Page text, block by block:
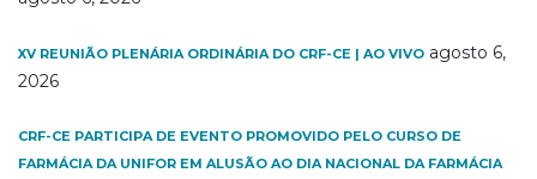
XV REUNIÃO PLENÁRIA ORDINÁRIA DO CRF-CE | AO VIVO agosto 6,
2026
CRF-CE PARTICIPA DE EVENTO PROMOVIDO PELO CURSO DE
FARMÁCIA DA UNIFOR EM ALUSÃO AO DIA NACIONAL DA FARMÁCIA